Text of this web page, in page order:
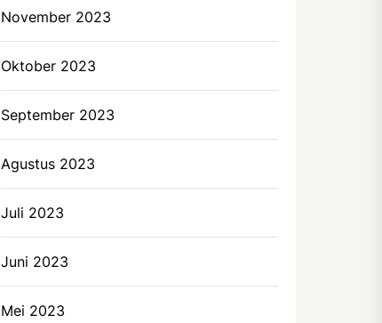
November 2023
Oktober 2023
September 2023
Agustus 2023
Juli 2023
Juni 2023
Mei 2023